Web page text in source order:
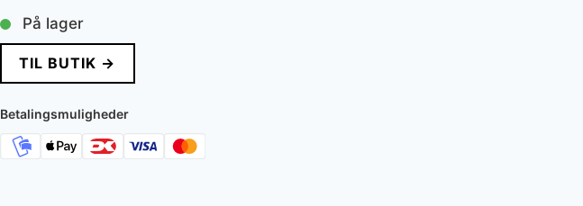
På lager
TIL BUTIK →
Betalingsmuligheder